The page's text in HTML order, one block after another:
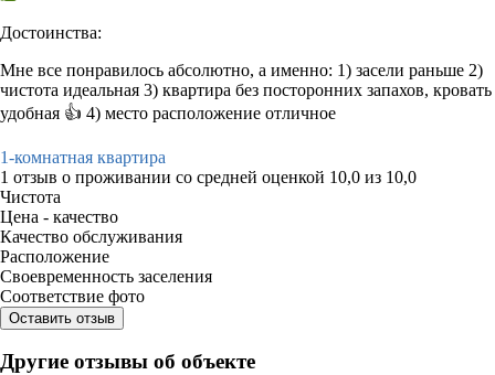
Достоинства:
Мне все понравилось абсолютно, а именно: 1) засели раньше 2)
чистота идеальная 3) квартира без посторонних запахов, кровать
удобная 👍 4) место расположение отличное
1-комнатная квартира
1 отзыв о проживании со средней оценкой 10,0 из 10,0
Чистота
Цена - качество
Качество обслуживания
Расположение
Своевременность заселения
Соответствие фото
Оставить отзыв
Другие отзывы об объекте